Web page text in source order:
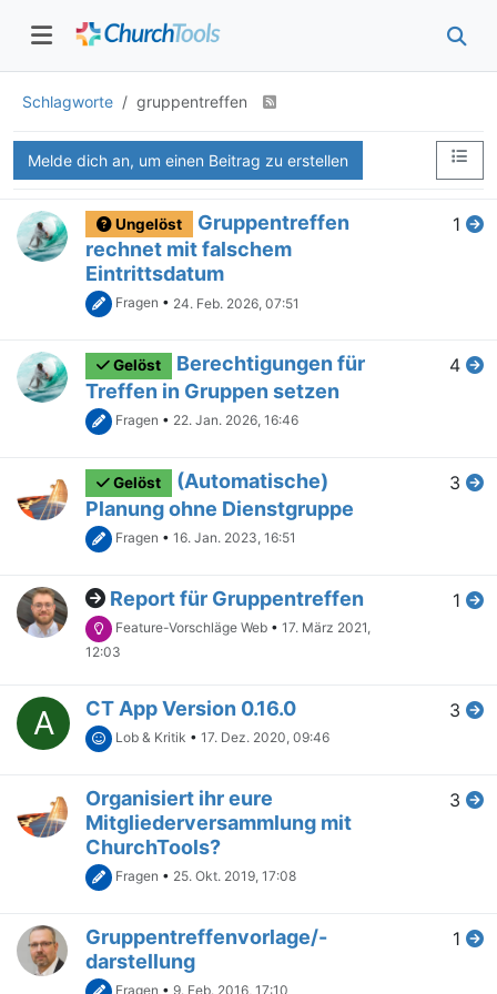
Schlagworte gruppentreffen
Melde dich an, um einen Beitrag zu erstellen
Ungelöst
Gruppentreffen
rechnet mit falschem
Eintrittsdatum
Fragen • 24. Feb. 2026, 07:51
1
Gelöst
Berechtigungen für
Treffen in Gruppen setzen
Fragen • 22. Jan. 2026, 16:46
4
Gelöst
(Automatische)
Planung ohne Dienstgruppe
Fragen • 16. Jan. 2023, 16:51
3
Report für Gruppentreffen
Feature-Vorschläge Web • 17. März 2021,
12:03
1
A CT App Version 0.16.0
Lob & Kritik • 17. Dez. 2020, 09:46
3
Organisiert ihr eure
Mitgliederversammlung mit
ChurchTools?
Fragen • 25. Okt. 2019, 17:08
3
Gruppentreffenvorlage/-
darstellung
Fragen • 9. Feb. 2016, 17:10
1